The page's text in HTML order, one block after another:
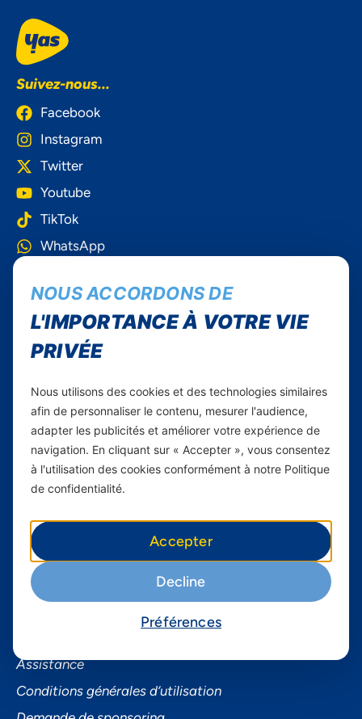
Suivez-nous...
Facebook
Instagram
Twitter
Youtube
TikTok
WhatsApp
Carrières
Yas en Afrique
Axian Telecom
Services
Services Mobiles
Internet Résidentiel
Smartphones
Informations utiles
Assistance
Conditions générales d’utilisation
NOUS ACCORDONS DE
L'IMPORTANCE À VOTRE VIE
PRIVÉE
Nous utilisons des cookies et des technologies similaires
afin de personnaliser le contenu, mesurer l'audience,
adapter les publicités et améliorer votre expérience de
navigation. En cliquant sur « Accepter », vous consentez
à l'utilisation des cookies conformément à notre Politique
de confidentialité.
Accepter
Decline
Préférences